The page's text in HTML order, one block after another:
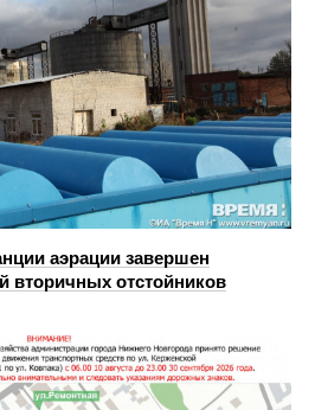
аэрации завершен
вторичных отстойников